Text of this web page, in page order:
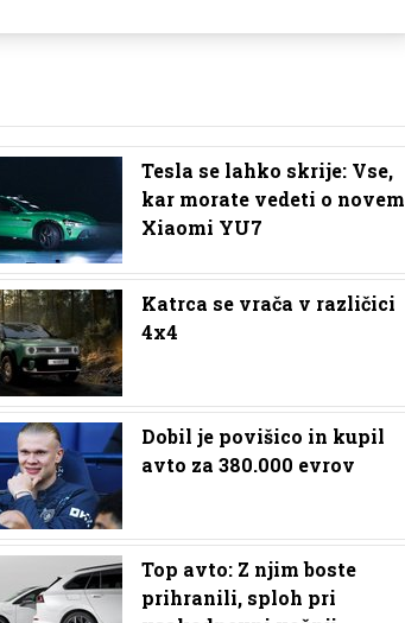
Tesla se lahko skrije: Vse,
kar morate vedeti o novem
Xiaomi YU7
Katrca se vrača v različici
4x4
Dobil je povišico in kupil
avto za 380.000 evrov
Top avto: Z njim boste
prihranili, sploh pri